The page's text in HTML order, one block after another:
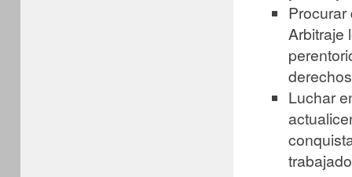
Arbitraje
Luchar